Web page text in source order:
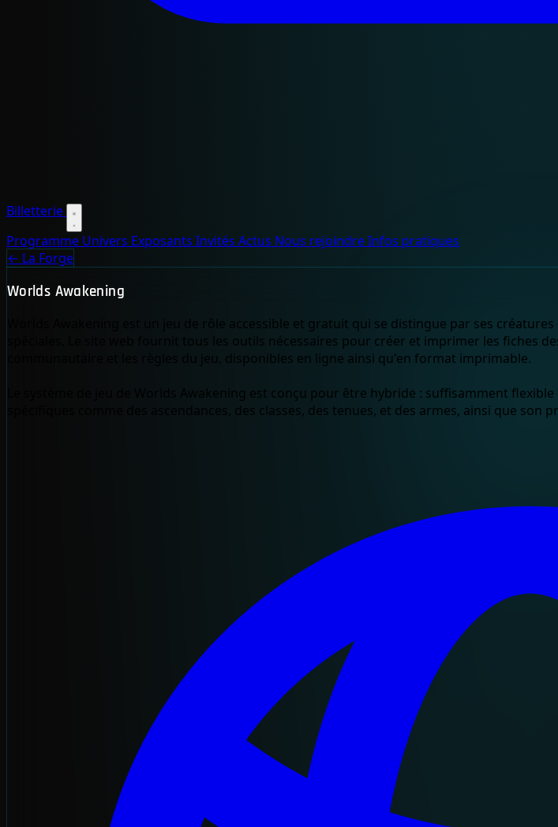
Billetterie
Programme Univers Exposants Invités Actus Nous rejoindreInfos pratiques
← La Forge
Worlds Awakening
Worlds Awakening est un jeu de rôle accessible et gratuit qui se distingue par ses
spéciales. Le site web fournit tous les outils nécessaires pour créer et imprimer les fiches
communautaire et les règles du jeu, disponibles en ligne ainsi qu'en format imprimable.
Le système de jeu de Worlds Awakening est conçu pour être hybride : suffisamment
spécifiques comme des ascendances, des classes, des tenues, et des armes, ainsi que son